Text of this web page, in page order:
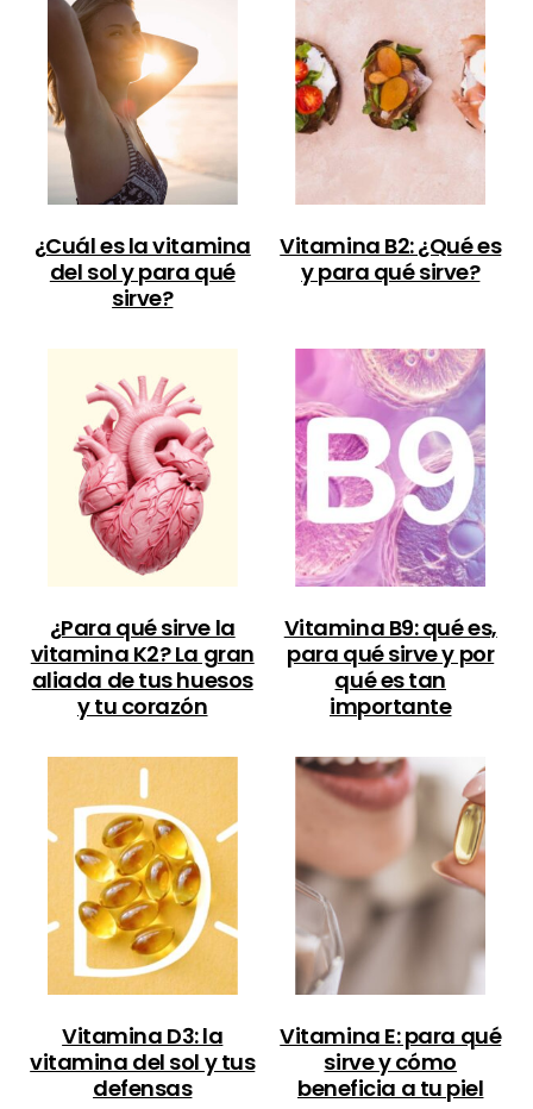
¿Cuál es la vitamina
del sol y para qué
sirve?
Vitamina B2: ¿Qué es
y para qué sirve?
¿Para qué sirve la
vitamina K2? La gran
aliada de tus huesos
y tu corazón
Vitamina B9: qué es,
para qué sirve y por
qué es tan
importante
Vitamina D3: la
vitamina del sol y tus
defensas
Vitamina E: para qué
sirve y cómo
beneficia a tu piel